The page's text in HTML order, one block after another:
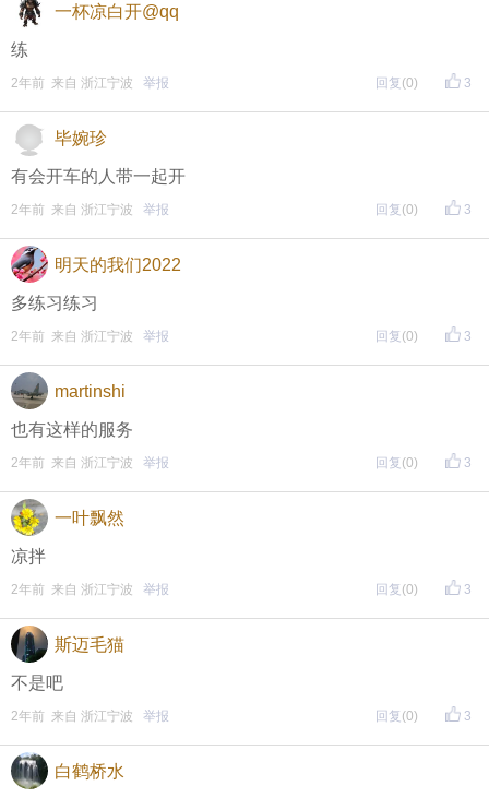
（重要的事情说三遍）
评论主题内容即可领取红包！
期待每晚8点，与您不见不散！
另外，欢迎加入东方热线粉丝群！
只能扫描加入（不能识别二维码加入哦），
更多福利等着你哦~
一杯凉白开@qq
练
3
2年前 来自 浙江宁波 举报 回复 (0)
毕婉珍
有会开车的人带一起开
3
2年前 来自 浙江宁波 举报 回复 (0)
明天的我们2022
多练习练习
3
2年前 来自 浙江宁波 举报 回复 (0)
martinshi
也有这样的服务
3
2年前 来自 浙江宁波 举报 回复 (0)
一叶飘然
凉拌
3
2年前 来自 浙江宁波 举报 回复 (0)
斯迈毛猫
不是吧
3
2年前 来自 浙江宁波 举报 回复 (0)
白鹤桥水